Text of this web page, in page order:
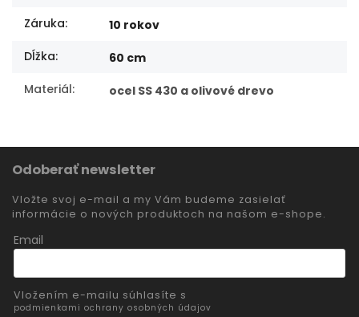
Záruka:
10 rokov
Dĺžka:
60 cm
Materiál: ocel SS 430 a olivové drevo
Odoberať newsletter
Vložte svoj e-mail a my Vám budeme zasielať
informácie o nových produktoch na našom e-shope.
Email
Vložením e-mailu súhlasíte s
podmienkami ochrany osobných údajov